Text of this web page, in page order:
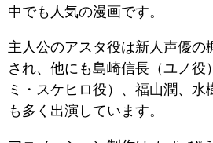
中でも人気の漫画です。
主人公のアスタ役は新人声優の
され、他にも島崎信長（ユノ役
ミ・スケヒロ役）、福山潤、水
も多く出演しています。